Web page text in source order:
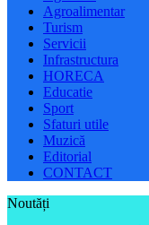
Agroalimentar
Turism
Servicii
Infrastructura
HORECA
Educatie
Sport
Sfaturi utile
Muzică
Editorial
CONTACT
Noutăți